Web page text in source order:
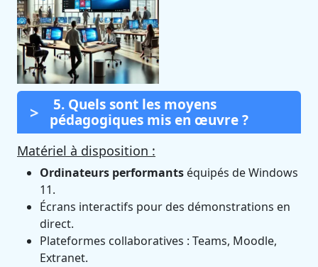
5. Quels sont les moyens
pédagogiques mis en œuvre ?
Matériel à disposition :
Ordinateurs performants équipés de Windows
11.
Écrans interactifs pour des démonstrations en
direct.
Plateformes collaboratives : Teams, Moodle,
Extranet.